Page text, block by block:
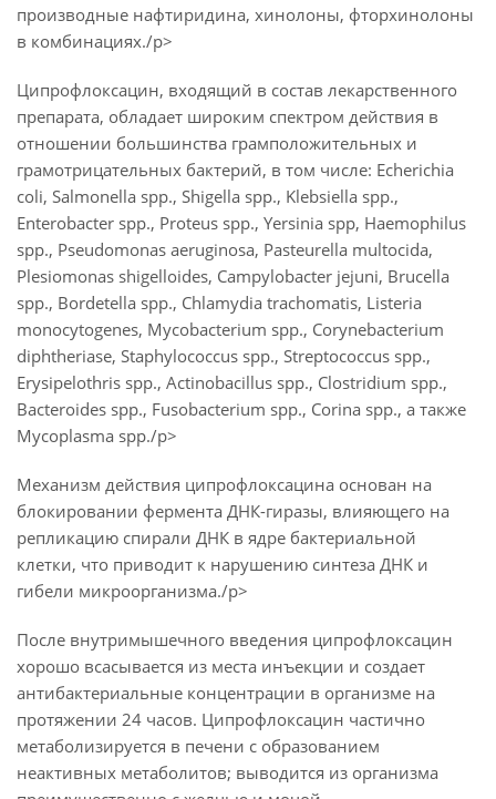
производные нафтиридина, хинолоны, фторхинолоны
в комбинациях./p>
Ципрофлоксацин, входящий в состав лекарственного
препарата, обладает широким спектром действия в
отношении большинства грамположительных и
грамотрицательных бактерий, в том числе: Echerichia
coli, Salmonella spp., Shigella spp., Klebsiella spp.,
Enterobacter spp., Proteus spp., Yersinia spp, Haemophilus
spp., Pseudomonas aeruginosa, Pasteurella multocida,
Plesiomonas shigelloides, Campylobacter jejuni, Brucella
spp., Bordetella spp., Chlamydia trachomatis, Listeria
monocytogenes, Mycobacterium spp., Corynebacterium
diphtheriase, Staphylococcus spp., Streptococcus spp.,
Erysipelothris spp., Actinobacillus spp., Clostridium spp.,
Bacteroides spp., Fusobacterium spp., Corina spp., а также
Mycoplasma spp./p>
Механизм действия ципрофлоксацина основан на
блокировании фермента ДНК-гиразы, влияющего на
репликацию спирали ДНК в ядре бактериальной
клетки, что приводит к нарушению синтеза ДНК и
гибели микроорганизма./p>
После внутримышечного введения ципрофлоксацин
хорошо всасывается из места инъекции и создает
антибактериальные концентрации в организме на
протяжении 24 часов. Ципрофлоксацин частично
метаболизируется в печени с образованием
неактивных метаболитов; выводится из организма